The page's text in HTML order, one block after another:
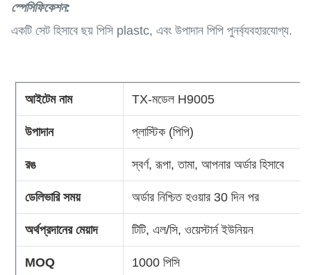
স্পেসিফিকেশন:
একটি সেট হিসাবে ছয় পিসি plastc, এবং উপাদান পিপি পুনর্ব্যবহারযোগ্য.
আইটেম নাম TX-মডেল H9005
উপাদান প্লাস্টিক (পিপি)
রঙ স্বর্ণ, রূপা, তামা, আপনার অর্ডার হিসাবে
ডেলিভারি সময় অর্ডার নিশ্চিত হওয়ার 30 দিন পর
অর্থপ্রদানের মেয়াদ টিটি, এল/সি, ওয়েস্টার্ন ইউনিয়ন
MOQ 1000 পিসি